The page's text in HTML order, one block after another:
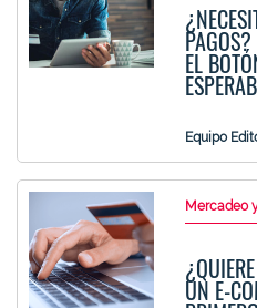
EL
Equipo
Mercadeo
UN E-